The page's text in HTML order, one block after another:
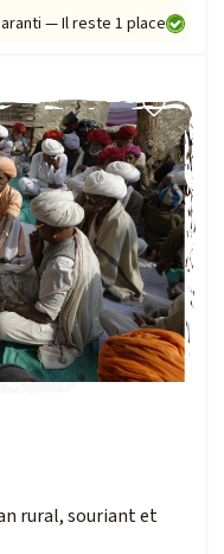
— Il reste 1 place
rural, souriant et